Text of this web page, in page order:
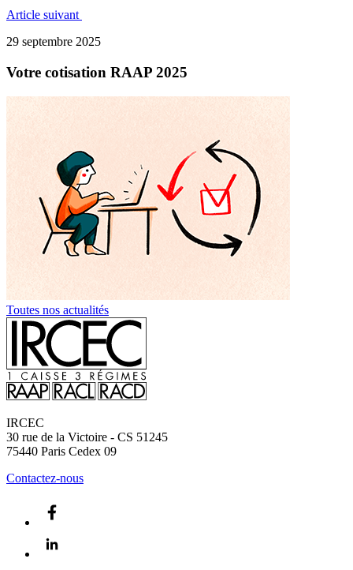
Article suivant
29 septembre 2025
Votre cotisation RAAP 2025
Toutes nos actualités
IRCEC
30 rue de la Victoire - CS 51245
75440 Paris Cedex 09
Contactez-nous